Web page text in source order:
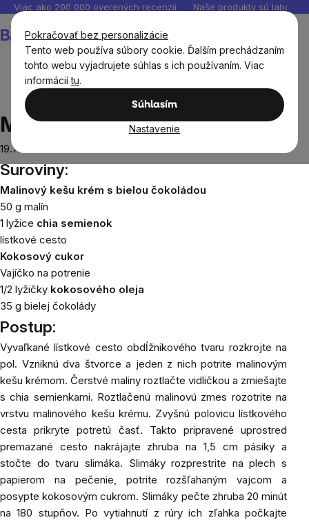
Pokračovať bez personalizácie
Tento web používa súbory cookie. Ďalším prechádzaním
tohto webu vyjadrujete súhlas s ich používaním. Viac
informáciítu.
Súhlasím
Nastavenie
Prejsť
obsah
Viac ako 200 000 overených recenzií Naše produkty sú
košík
Sladké recepty Malinové slimáky
Malinové slimáky
19.7.2022
Suroviny:
Malinový kešu krém s bielou čokoládou
50 g malín
1 lyžice chia semienok
lístkové cesto
Kokosový cukor
Vajíčko na potrenie
1/2 lyžičky kokosového oleja
35 g bielej čokolády
Postup:
Vyvaľkané lístkové cesto obdĺžnikového tvaru rozkrojte na
pol. Vzniknú dva štvorce a jeden z nich potrite malinovým
kešu krémom. Čerstvé maliny roztlačte vidličkou a zmiešajte
s chia semienkami. Roztlačenú malinovú zmes rozotrite na
vrstvu malinového kešu krému. Zvyšnú polovicu lístkového
cesta prikryte potretú časť. Takto pripravené uprostred
premazané cesto nakrájajte zhruba na 1,5 cm pásiky a
stočte do tvaru slimáka. Slimáky rozprestrite na plech s
papierom na pečenie, potrite rozšľahaným vajcom a
posypte kokosovým cukrom. Slimáky pečte zhruba 20 minút
na 180 stupňov. Po vytiahnutí z rúry ich zľahka počkajte